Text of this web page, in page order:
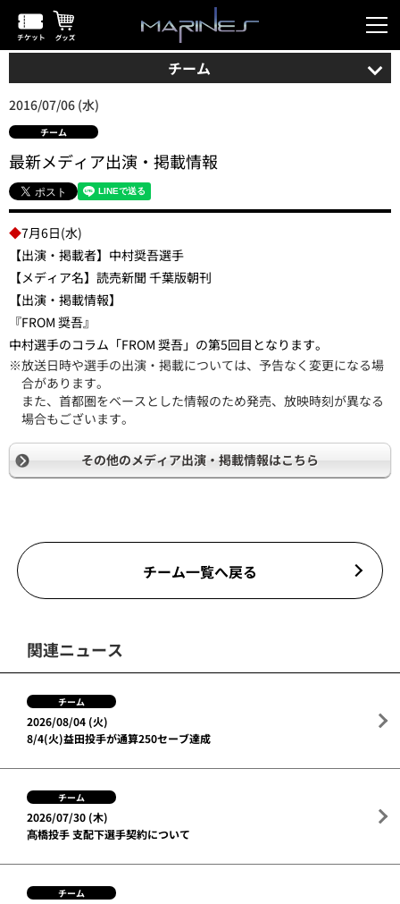
チーム
2016/07/06 (水)
チーム
最新メディア出演・掲載情報
◆7月6日(水)
【出演・掲載者】中村奨吾選手
【メディア名】読売新聞 千葉版朝刊
【出演・掲載情報】
『FROM 奨吾』
中村選手のコラム「FROM 奨吾」の第5回目となります。
※放送日時や選手の出演・掲載については、予告なく変更になる場
合があります。
また、首都圏をベースとした情報のため発売、放映時刻が異なる
場合もございます。
その他のメディア出演・掲載情報はこちら
チーム一覧へ戻る
関連ニュース
チーム
2026/08/04 (火)
8/4(火)益田投手が通算250セーブ達成
チーム
2026/07/30 (木)
髙橋投手 支配下選手契約について
チーム